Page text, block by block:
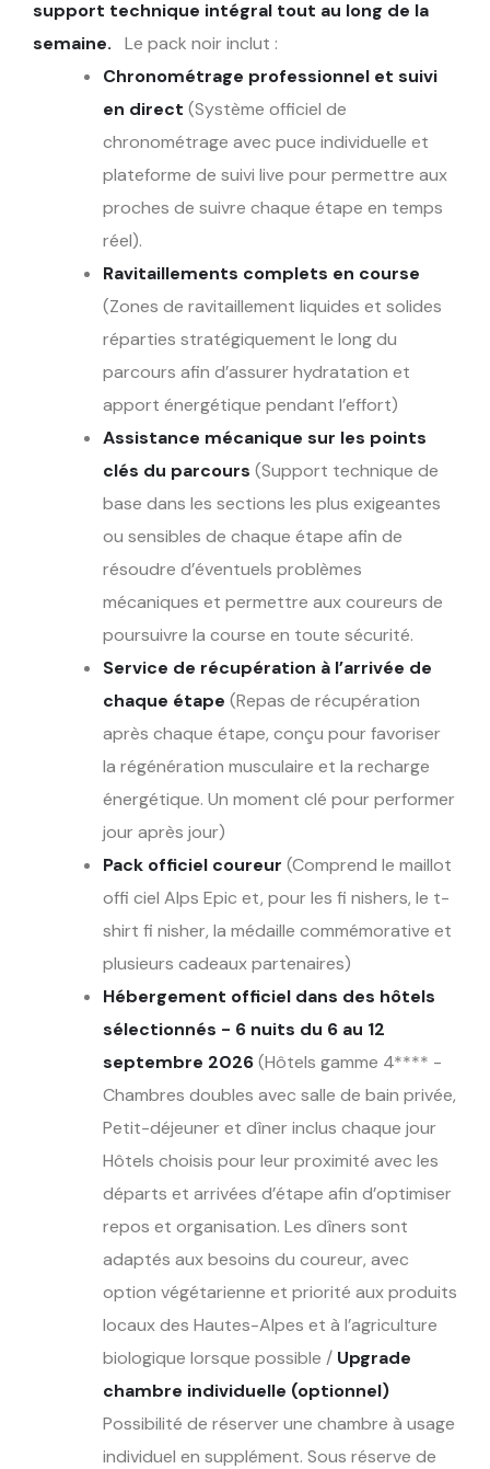
support technique intégral tout au long de la
semaine.
Le pack noir inclut :
Chronométrage professionnel et suivi
en direct (Système officiel de
chronométrage avec puce individuelle et
plateforme de suivi live pour permettre aux
proches de suivre chaque étape en temps
réel).
Ravitaillements complets en course
(Zones de ravitaillement liquides et solides
réparties stratégiquement le long du
parcours afin d’assurer hydratation et
apport énergétique pendant l’effort)
Assistance mécanique sur les points
clés du parcours (Support technique de
base dans les sections les plus exigeantes
ou sensibles de chaque étape afin de
résoudre d’éventuels problèmes
mécaniques et permettre aux coureurs de
poursuivre la course en toute sécurité.
Service de récupération à l’arrivée de
chaque étape (Repas de récupération
après chaque étape, conçu pour favoriser
la régénération musculaire et la recharge
énergétique. Un moment clé pour performer
jour après jour)
Pack officiel coureur (Comprend le maillot
offi ciel Alps Epic et, pour les fi nishers, le t-
shirt fi nisher, la médaille commémorative et
plusieurs cadeaux partenaires)
Hébergement officiel dans des hôtels
sélectionnés - 6 nuits du 6 au 12
septembre 2026(Hôtels gamme 4**** -
Chambres doubles avec salle de bain privée,
Petit-déjeuner et dîner inclus chaque jour
Hôtels choisis pour leur proximité avec les
départs et arrivées d’étape afin d’optimiser
repos et organisation. Les dîners sont
adaptés aux besoins du coureur, avec
option végétarienne et priorité aux produits
locaux des Hautes-Alpes et à l’agriculture
biologique lorsque possible / Upgrade
chambre individuelle (optionnel)
Possibilité de réserver une chambre à usage
individuel en supplément. Sous réserve de